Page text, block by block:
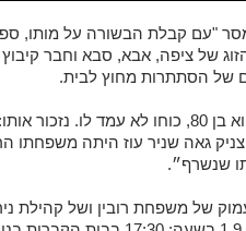
"עם קבלת הבשורה על מותו, ספד
60 שנה בן הזוג של ציפה, אבא, סבא וחבר
של הסתתרות מחוץ לבית.
עשרה חודשים אחרי, והוא בן 80, כוחו לא
גאה שניר עוז היתה משפחתו
שנשרף״.
של משפחת רובין ושל קהילת